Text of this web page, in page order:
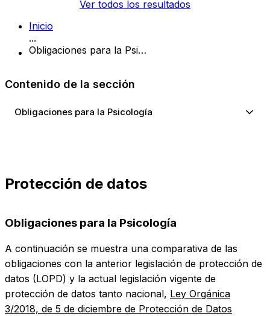
Ver todos los resultados
Inicio
...
Obligaciones para la Psicología
Contenido de la sección
Obligaciones para la Psicología
Protección de datos
Obligaciones para la Psicología
A continuación se muestra una comparativa de las
obligaciones con la anterior legislación de protección de
datos (LOPD) y la actual legislación vigente de
protección de datos tanto nacional, Ley Orgánica
3/2018, de 5 de diciembre de Protección de Datos